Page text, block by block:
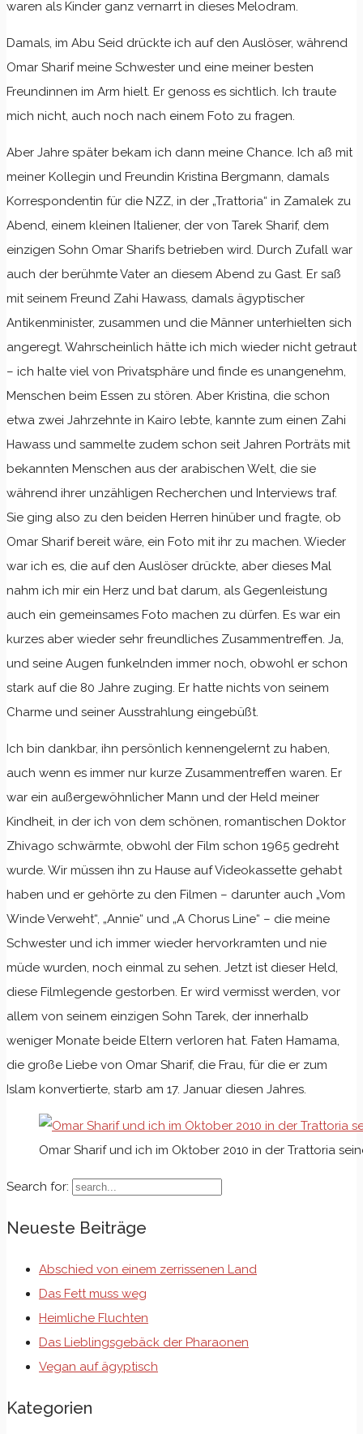
waren als Kinder ganz vernarrt in dieses Melodram.
Damals, im Abu Seid drückte ich auf den Auslöser, während
Omar Sharif meine Schwester und eine meiner besten
Freundinnen im Arm hielt. Er genoss es sichtlich. Ich traute
mich nicht, auch noch nach einem Foto zu fragen.
Aber Jahre später bekam ich dann meine Chance. Ich aß mit
meiner Kollegin und Freundin Kristina Bergmann, damals
Korrespondentin für die NZZ, in der „Trattoria“ in Zamalek zu
Abend, einem kleinen Italiener, der von Tarek Sharif, dem
einzigen Sohn Omar Sharifs betrieben wird. Durch Zufall war
auch der berühmte Vater an diesem Abend zu Gast. Er saß
mit seinem Freund Zahi Hawass, damals ägyptischer
Antikenminister, zusammen und die Männer unterhielten sich
angeregt. Wahrscheinlich hätte ich mich wieder nicht getraut
– ich halte viel von Privatsphäre und finde es unangenehm,
Menschen beim Essen zu stören. Aber Kristina, die schon
etwa zwei Jahrzehnte in Kairo lebte, kannte zum einen Zahi
Hawass und sammelte zudem schon seit Jahren Porträts mit
bekannten Menschen aus der arabischen Welt, die sie
während ihrer unzähligen Recherchen und Interviews traf.
Sie ging also zu den beiden Herren hinüber und fragte, ob
Omar Sharif bereit wäre, ein Foto mit ihr zu machen. Wieder
war ich es, die auf den Auslöser drückte, aber dieses Mal
nahm ich mir ein Herz und bat darum, als Gegenleistung
auch ein gemeinsames Foto machen zu dürfen. Es war ein
kurzes aber wieder sehr freundliches Zusammentreffen. Ja,
und seine Augen funkelnden immer noch, obwohl er schon
stark auf die 80 Jahre zuging. Er hatte nichts von seinem
Charme und seiner Ausstrahlung eingebüßt.
Ich bin dankbar, ihn persönlich kennengelernt zu haben,
auch wenn es immer nur kurze Zusammentreffen waren. Er
war ein außergewöhnlicher Mann und der Held meiner
Kindheit, in der ich von dem schönen, romantischen Doktor
Zhivago schwärmte, obwohl der Film schon 1965 gedreht
wurde. Wir müssen ihn zu Hause auf Videokassette gehabt
haben und er gehörte zu den Filmen – darunter auch „Vom
Winde Verweht“, „Annie“ und „A Chorus Line“ – die meine
Schwester und ich immer wieder hervorkramten und nie
müde wurden, noch einmal zu sehen. Jetzt ist dieser Held,
diese Filmlegende gestorben. Er wird vermisst werden, vor
allem von seinem einzigen Sohn Tarek, der innerhalb
weniger Monate beide Eltern verloren hat. Faten Hamama,
die große Liebe von Omar Sharif, die Frau, für die er zum
Islam konvertierte, starb am 17. Januar diesen Jahres.
Omar Sharif und ich im Oktober 2010 in der Trattoria
Search for:
Neueste Beiträge
Abschied von einem zerrissenen Land
Das Fett muss weg
Heimliche Fluchten
Das Lieblingsgebäck der Pharaonen
Vegan auf ägyptisch
Kategorien